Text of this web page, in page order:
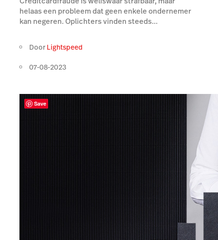
helaas een probleem dat geen enkele ondernemer
kan negeren. Oplichters vinden steeds...
Door Lightspeed
07-08-2023
Save